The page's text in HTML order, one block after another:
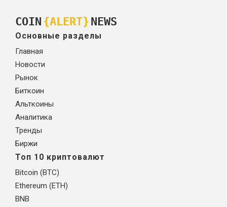
COIN {ALERT} NEWS
Основные разделы
Главная
Новости
Рынок
Биткоин
Альткоины
Аналитика
Тренды
Биржи
Топ 10 криптовалют
Bitcoin (BTC)
Ethereum (ETH)
BNB